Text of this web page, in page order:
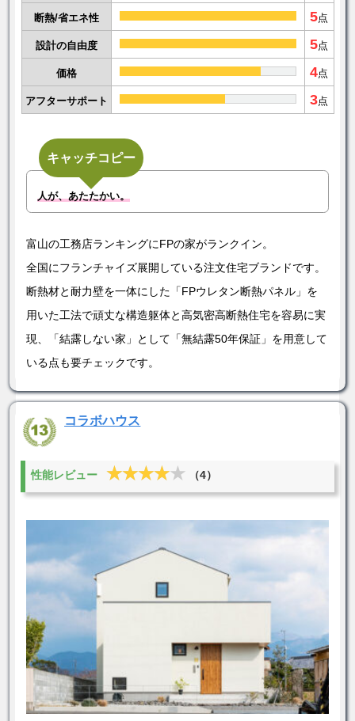
断熱/省エネ性 5点
設計の自由度 5点
価格 4点
アフターサポート 3点
キャッチコピー
人が、あたたかい。
富山の工務店ランキングにFPの家がランクイン。
全国にフランチャイズ展開している注文住宅ブランドです。
断熱材と耐力壁を一体にした「FPウレタン断熱パネル」を
用いた工法で頑丈な構造躯体と高気密高断熱住宅を容易に実
現、「結露しない家」として「無結露50年保証」を用意して
いる点も要チェックです。
コラボハウス
性能レビュー ★★★★★
★★★★★ （4）